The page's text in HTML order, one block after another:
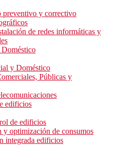
preventivo y correctivo
de redes informáticas y
y Doméstico
Públicas y
edificios
de edificios
optimización de consumos
integrada edificios